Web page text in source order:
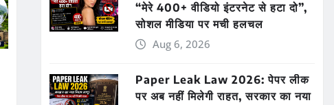
“मेरे 400+ वीडियो इंटरनेट से हटा दो”,
सोशल मीडिया पर मची हलचल
Aug 6, 2026
Paper Leak Law 2026: पेपर लीक
पर अब नहीं मिलेगी राहत, सरकार का नया